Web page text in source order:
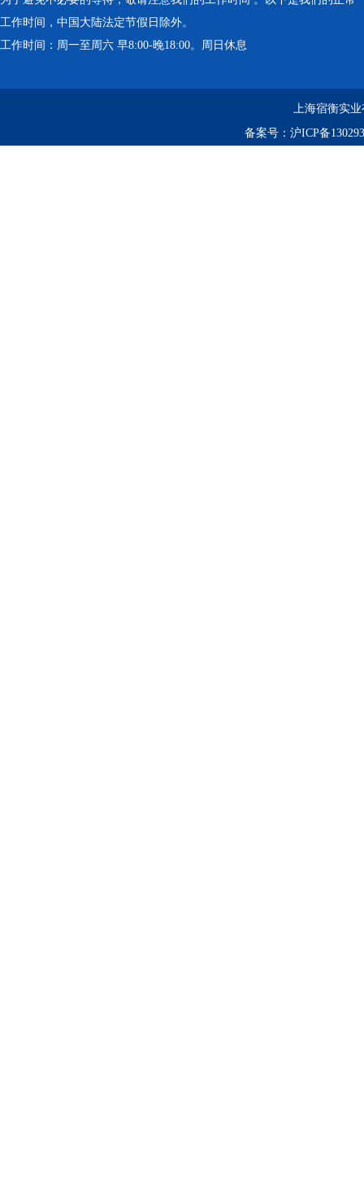
工作时间，中国大陆法定节假日除外。
工作时间：周一至周六 早8:00-晚18:00。周日休息
上海宿衡实
备案号： 沪ICP备